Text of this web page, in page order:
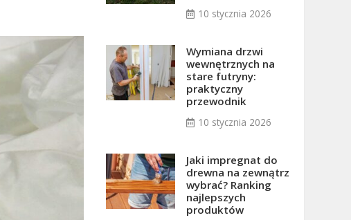
10 stycznia 2026
Wymiana drzwi
wewnętrznych na
stare futryny:
praktyczny
przewodnik
10 stycznia 2026
Jaki impregnat do
drewna na zewnątrz
wybrać? Ranking
najlepszych
produktów